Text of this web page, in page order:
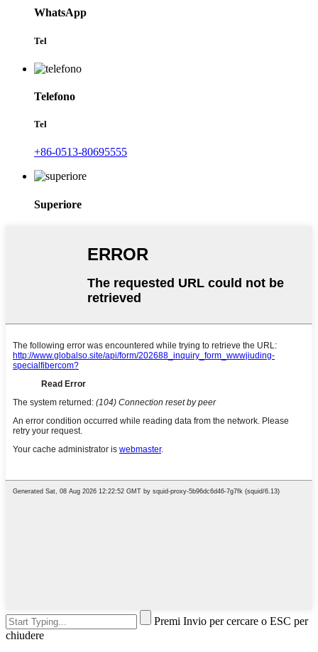
WhatsApp
Tel
Telefono
Tel
+86-0513-80695555
Superiore
Premi Invio per cercare o ESC per
chiudere